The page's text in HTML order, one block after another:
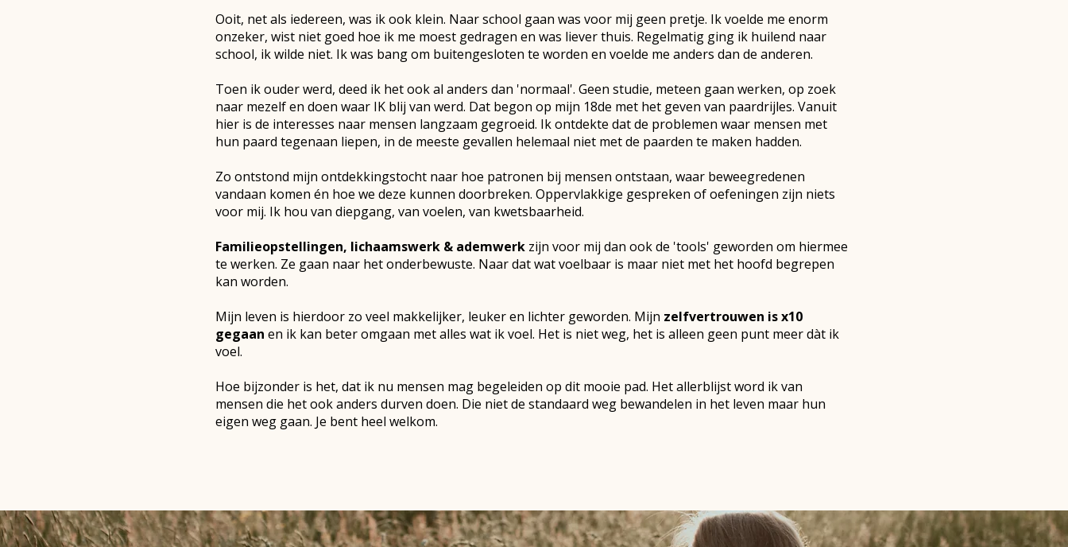
Ooit, net als iedereen, was ik ook klein. Naar school gaan was voor mij geen pretje. Ik voelde me enorm
onzeker, wist niet goed hoe ik me moest gedragen en was liever thuis. Regelmatig ging ik huilend naar
school, ik wilde niet. Ik was bang om buitengesloten te worden en voelde me anders dan de anderen.
Toen ik ouder werd, deed ik het ook al anders dan 'normaal'. Geen studie, meteen gaan werken, op zoek
naar mezelf en doen waar IK blij van werd. Dat begon op mijn 18de met het geven van paardrijles. Vanuit
hier is de interesses naar mensen langzaam gegroeid. Ik ontdekte dat de problemen waar mensen met
hun paard tegenaan liepen, in de meeste gevallen helemaal niet met de paarden te maken hadden.
Zo ontstond mijn ontdekkingstocht naar hoe patronen bij mensen ontstaan, waar beweegredenen
vandaan komen én hoe we deze kunnen doorbreken. Oppervlakkige gespreken of oefeningen zijn niets
voor mij. Ik hou van diepgang, van voelen, van kwetsbaarheid.
Familieopstellingen, lichaamswerk & ademwerk zijn voor mij dan ook de 'tools' geworden om hiermee
te werken. Ze gaan naar het onderbewuste. Naar dat wat voelbaar is maar niet met het hoofd begrepen
kan worden.
Mijn leven is hierdoor zo veel makkelijker, leuker en lichter geworden. Mijn zelfvertrouwen is x10
gegaan en ik kan beter omgaan met alles wat ik voel. Het is niet weg, het is alleen geen punt meer dàt ik
voel.
Hoe bijzonder is het, dat ik nu mensen mag begeleiden op dit mooie pad. Het allerblijst word ik van
mensen die het ook anders durven doen. Die niet de standaard weg bewandelen in het leven maar hun
eigen weg gaan. Je bent heel welkom.